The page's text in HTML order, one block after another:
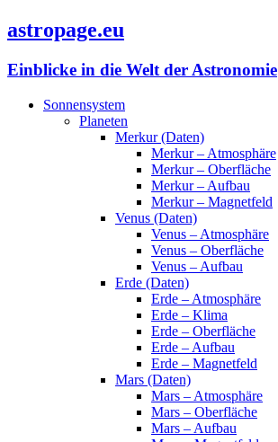
astropage.eu
Einblicke in die Welt der Astronomie
Sonnensystem
Planeten
Merkur (Daten)
Merkur – Atmosphäre
Merkur – Oberfläche
Merkur – Aufbau
Merkur – Magnetfeld
Venus (Daten)
Venus – Atmosphäre
Venus – Oberfläche
Venus – Aufbau
Erde (Daten)
Erde – Atmosphäre
Erde – Klima
Erde – Oberfläche
Erde – Aufbau
Erde – Magnetfeld
Mars (Daten)
Mars – Atmosphäre
Mars – Oberfläche
Mars – Aufbau